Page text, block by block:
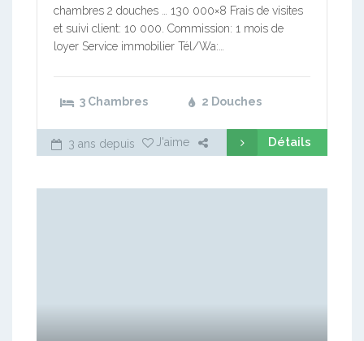
chambres 2 douches … 130 000×8 Frais de visites
et suivi client: 10 000. Commission: 1 mois de
loyer Service immobilier Tél/Wa:…
3 Chambres 2 Douches
3 ans depuis J'aime Détails